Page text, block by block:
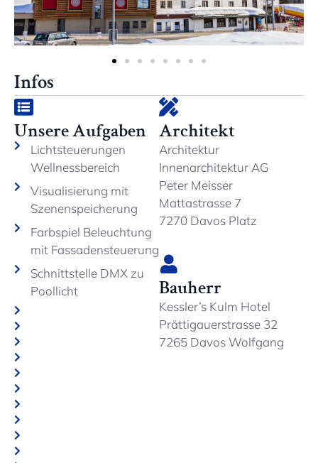
Infos
Unsere Aufgaben
Lichtsteuerungen
Wellnessbereich
Visualisierung mit
Szenenspeicherung
Farbspiel Beleuchtung
mit Fassadensteuerung
Schnittstelle DMX zu
Poollicht
Architekt
Architektur
Innenarchitektur AG
Peter Meisser
Mattastrasse 7
7270 Davos Platz
Bauherr
Kessler’s Kulm Hotel
Prättigauerstrasse 32
7265 Davos Wolfgang